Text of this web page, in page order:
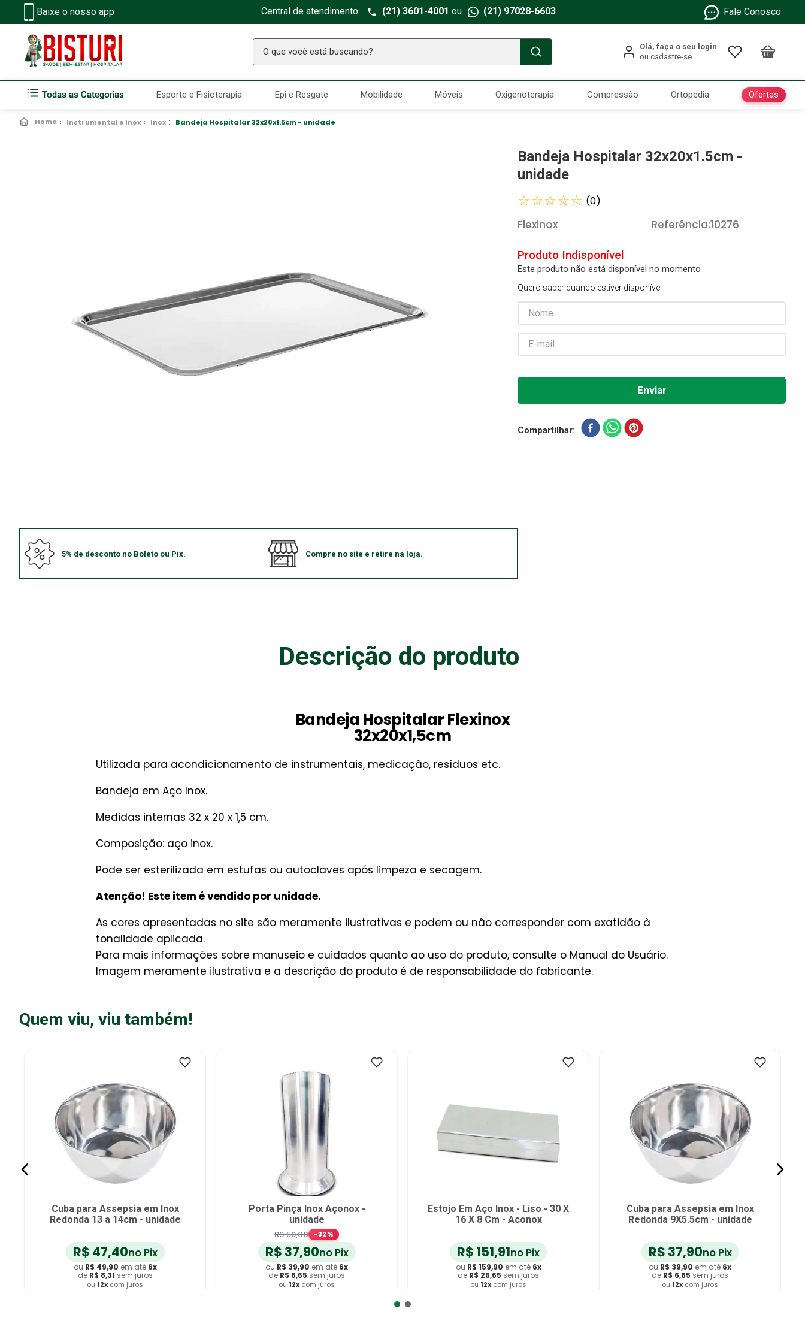
Baixe o nosso app Central de atendimento: (21) 3601-4001 ou (21) 97028-6603 Fale Conosco
O que você está buscando?
Todas as Categorias Esporte e Fisioterapia Epi e Resgate Mobilidade Móveis Oxigenoterapia Compressão Ortopedia Ofertas
Instrumental e Inox Inox Bandeja Hospitalar 32x20x1.5cm - unidade
5% de desconto no Boleto ou Pix. Compre no site e retire na loja.
Bandeja Hospitalar 32x20x1.5cm -
unidade
☆☆☆☆☆ (0)
Flexinox Referência:10276
Este produto não está disponível no momento
Quero saber quando estiver disponível
Compartilhar
Descrição do produto
Bandeja HospitalarFlexinox
32x20x1,5cm
Utilizada para acondicionamento de instrumentais, medicação, resíduos etc.
Bandeja em Aço Inox.
Medidas internas 32 x 20 x 1,5 cm.
Composição: aço inox.
Pode ser esterilizada em estufas ou autoclaves após limpeza e secagem.
Atenção! Este item é vendido por unidade.
As cores apresentadas no site são meramente ilustrativas e podem ou não corresponder com exatidão à
tonalidade aplicada.
Para mais informações sobre manuseio e cuidados quanto ao uso do produto, consulte o Manual do Usuário.
Imagem meramente ilustrativa e a descrição do produto é de responsabilidade do fabricante.
Quem viu, viu também!
Cuba para Assepsia em Inox
Redonda 13 a 14cm - unidade
R$ 47,40no Pix
ou R$ 49,90 em até 6x
de R$ 8,31 sem juros
ou 12x com juros
Porta Pinça Inox Açonox -
unidade
R$59,00 -32%
R$ 37,90no Pix
ou R$ 39,90 em até 6x
de R$ 6,65 sem juros
ou 12x com juros
Estojo Em Aço Inox - Liso - 30 X
16 X 8 Cm - Açonox
R$ 151,91no Pix
ou R$ 159,90 em até 6x
de R$ 26,65 sem juros
ou 12x com juros
Cuba para Assepsia em Inox
Redonda 9X5.5cm - unidade
R$ 37,90no Pix
ou R$ 39,90 em até 6x
de R$ 6,65 sem juros
ou 12x com juros
TERMOS MAIS BUSCADOS
Seringa Insulina
2º Fralda Geriatrica
10º Gaze